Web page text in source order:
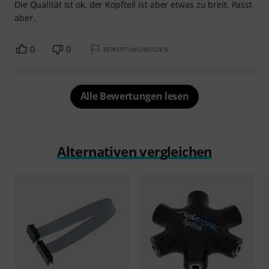
Die Qualität ist ok, der Kopfteil ist aber etwas zu breit. Passt
aber.
0 0 BEWERTUNG MELDEN
Alle Bewertungen lesen
Alternativen vergleichen